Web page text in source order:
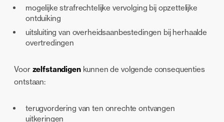
mogelijke strafrechtelijke vervolging bij opzettelijke
ontduiking
uitsluiting van overheidsaanbestedingen bij herhaalde
overtredingen
Voor zelfstandigenkunnen de volgende consequenties
ontstaan:
terugvordering van ten onrechte ontvangen
uitkeringen